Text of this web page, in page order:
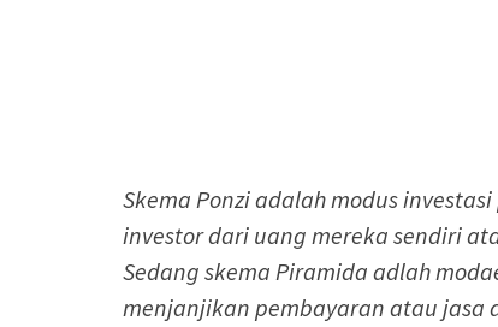
Skema Ponzi adalah modus
investor dari uang mereka sendiri
Sedang skema Piramida adlah
menjanjikan pembayaran atau jasa